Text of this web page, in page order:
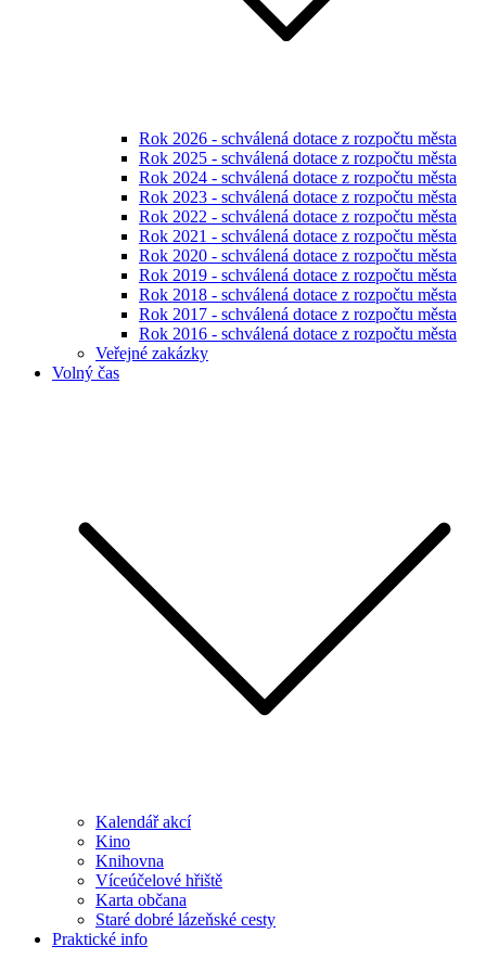
Rok 2026 - schválená dotace z rozpočtu města
Rok 2025 - schválená dotace z rozpočtu města
Rok 2024 - schválená dotace z rozpočtu města
Rok 2023 - schválená dotace z rozpočtu města
Rok 2022 - schválená dotace z rozpočtu města
Rok 2021 - schválená dotace z rozpočtu města
Rok 2020 - schválená dotace z rozpočtu města
Rok 2019 - schválená dotace z rozpočtu města
Rok 2018 - schválená dotace z rozpočtu města
Rok 2017 - schválená dotace z rozpočtu města
Rok 2016 - schválená dotace z rozpočtu města
Veřejné zakázky
Volný čas
Kalendář akcí
Kino
Knihovna
Víceúčelové hřiště
Karta občana
Staré dobré lázeňské cesty
Praktické info